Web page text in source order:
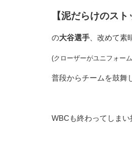
【泥だらけのスト
の大谷選手 、改めて
(クローザーがユニフォー
普段からチームを鼓舞
WBCも終わってしまい